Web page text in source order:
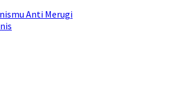
Anti Merugi